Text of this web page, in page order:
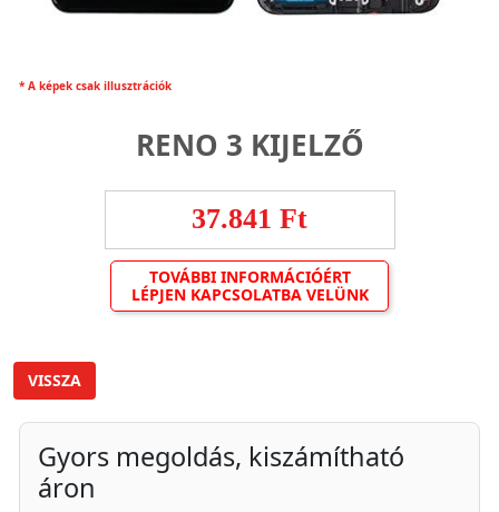
* A képek csak illusztrációk
RENO 3 KIJELZŐ
37.841 Ft
TOVÁBBI INFORMÁCIÓÉRT
LÉPJEN KAPCSOLATBA VELÜNK
VISSZA
Gyors megoldás, kiszámítható
áron